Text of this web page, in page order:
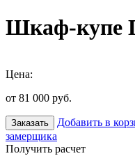
Шкаф-купе
Цена:
от 81 000 руб.
Заказать Добавить в
замерщика
Получить расчет